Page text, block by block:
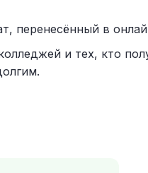
перенесённый в
и тех, кто